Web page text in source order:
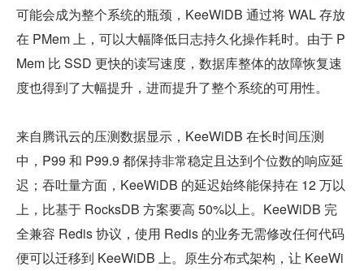
可能会成为整个系统的瓶颈，KeeWiDB 通过将 WAL 存放
在 PMem 上，可以大幅降低日志持久化操作耗时。由于 P
Mem 比 SSD 更快的读写速度，数据库整体的故障恢复速
度也得到了大幅提升，进而提升了整个系统的可用性。
来自腾讯云的压测数据显示，KeeWiDB 在长时间压测
中，P99 和 P99.9 都保持非常稳定且达到个位数的响应延
迟；吞吐量方面，KeeWiDB 的延迟始终能保持在 12 万以
上，比基于 RocksDB 方案要高 50%以上。KeeWiDB 完
全兼容 Redis 协议，使用 Redis 的业务无需修改任何代码
便可以迁移到 KeeWiDB 上。原生分布式架构，让 KeeWi